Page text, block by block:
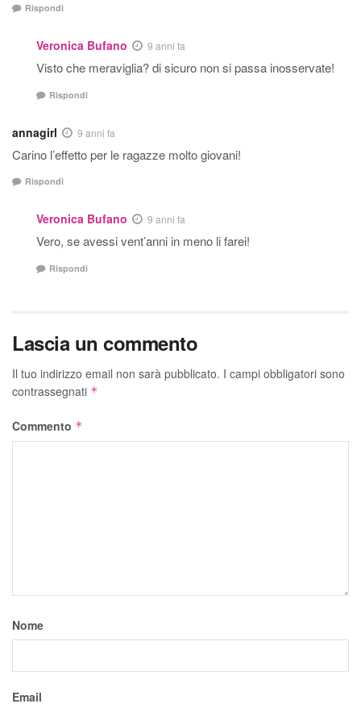
Rispondi
Veronica Bufano 9 anni fa
Visto che meraviglia? di sicuro non si passa inosservate!
Rispondi
annagirl 9 anni fa
Carino l’effetto per le ragazze molto giovani!
Rispondi
Veronica Bufano 9 anni fa
Vero, se avessi vent’anni in meno li farei!
Rispondi
Lascia un commento
Il tuo indirizzo email non sarà pubblicato. I campi obbligatori sono
contrassegnati *
Commento *
Nome
Email